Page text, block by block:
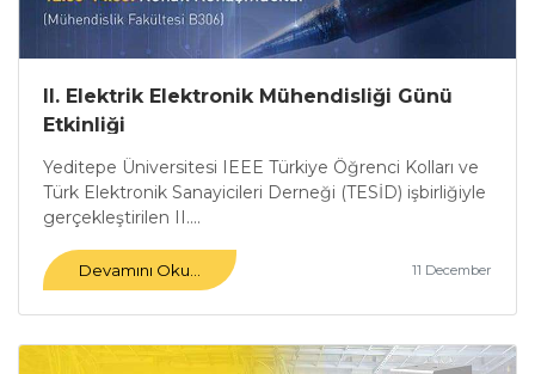
II. Elektrik Elektronik Mühendisliği Günü
Etkinliği
Yeditepe Üniversitesi IEEE Türkiye Öğrenci Kolları ve
Türk Elektronik Sanayicileri Derneği (TESİD) işbirliğiyle
gerçekleştirilen II....
Devamını Oku... 11 December